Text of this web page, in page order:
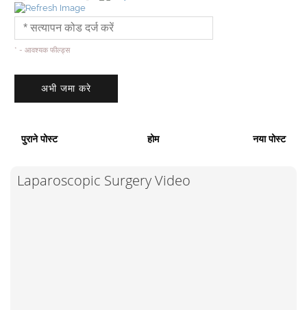
* - आवश्यक फील्ड्स
पुराने पोस्ट होम नया पोस्ट
Laparoscopic Surgery Video